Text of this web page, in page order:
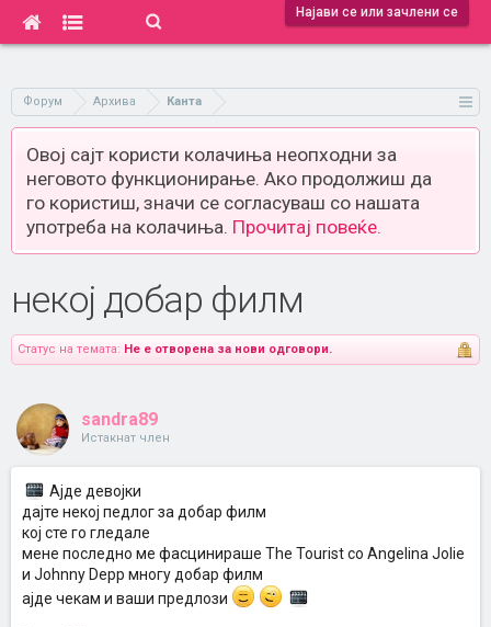
Најави се или зачлени се
Форум Архива Канта
Овој сајт користи колачиња неопходни за
неговото функционирање. Ако продолжиш да
го користиш, значи се согласуваш со нашата
употреба на колачиња. Прочитај повеќе.
некоj добар филм
Статус на темата: Не е отворена за нови одговори.
sandra89
Истакнат член
Аjде девоjки
даjте некоj педлог за добар филм
коj сте го гледале
мене последно ме фасцинираше The Tourist со Angelina Jolie
и Johnny Depp многу добар филм
аjде чекам и ваши предлози